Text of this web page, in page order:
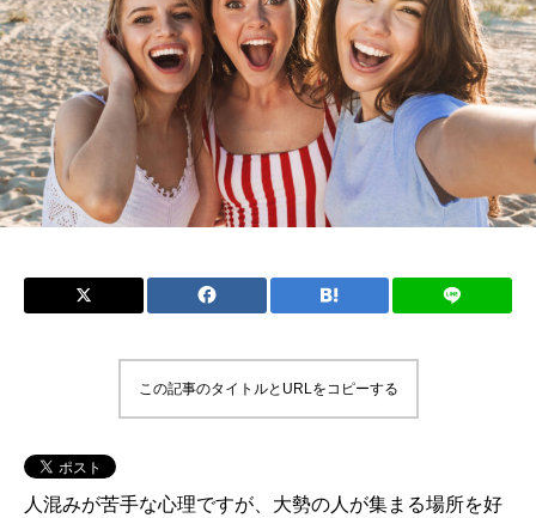
この記事のタイトルとURLをコピーする
人混みが苦手な心理ですが、大勢の人が集まる場所を好